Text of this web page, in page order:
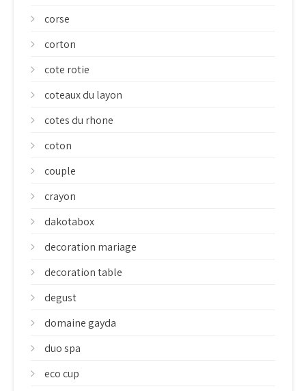
corse
corton
cote rotie
coteaux du layon
cotes du rhone
coton
couple
crayon
dakotabox
decoration mariage
decoration table
degust
domaine gayda
duo spa
eco cup